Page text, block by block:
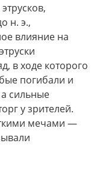
н. э.,
влияние на
в ходе которого
погибали и
сильные
у зрителей.
мечами —